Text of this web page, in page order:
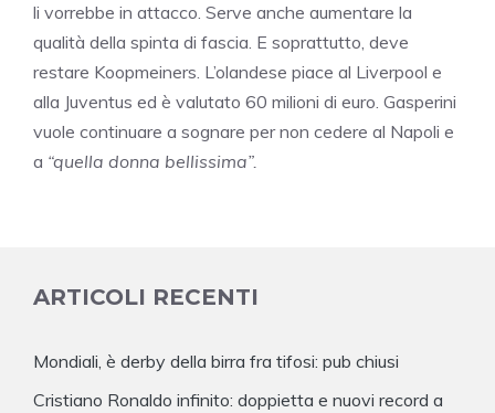
li vorrebbe in attacco. Serve anche aumentare la
qualità della spinta di fascia. E soprattutto, deve
restare Koopmeiners. L’olandese piace al Liverpool e
alla Juventus ed è valutato 60 milioni di euro. Gasperini
vuole continuare a sognare per non cedere al Napoli e
a “quella donna bellissima”.
ARTICOLI RECENTI
Mondiali, è derby della birra fra tifosi: pub chiusi
Cristiano Ronaldo infinito: doppietta e nuovi record a